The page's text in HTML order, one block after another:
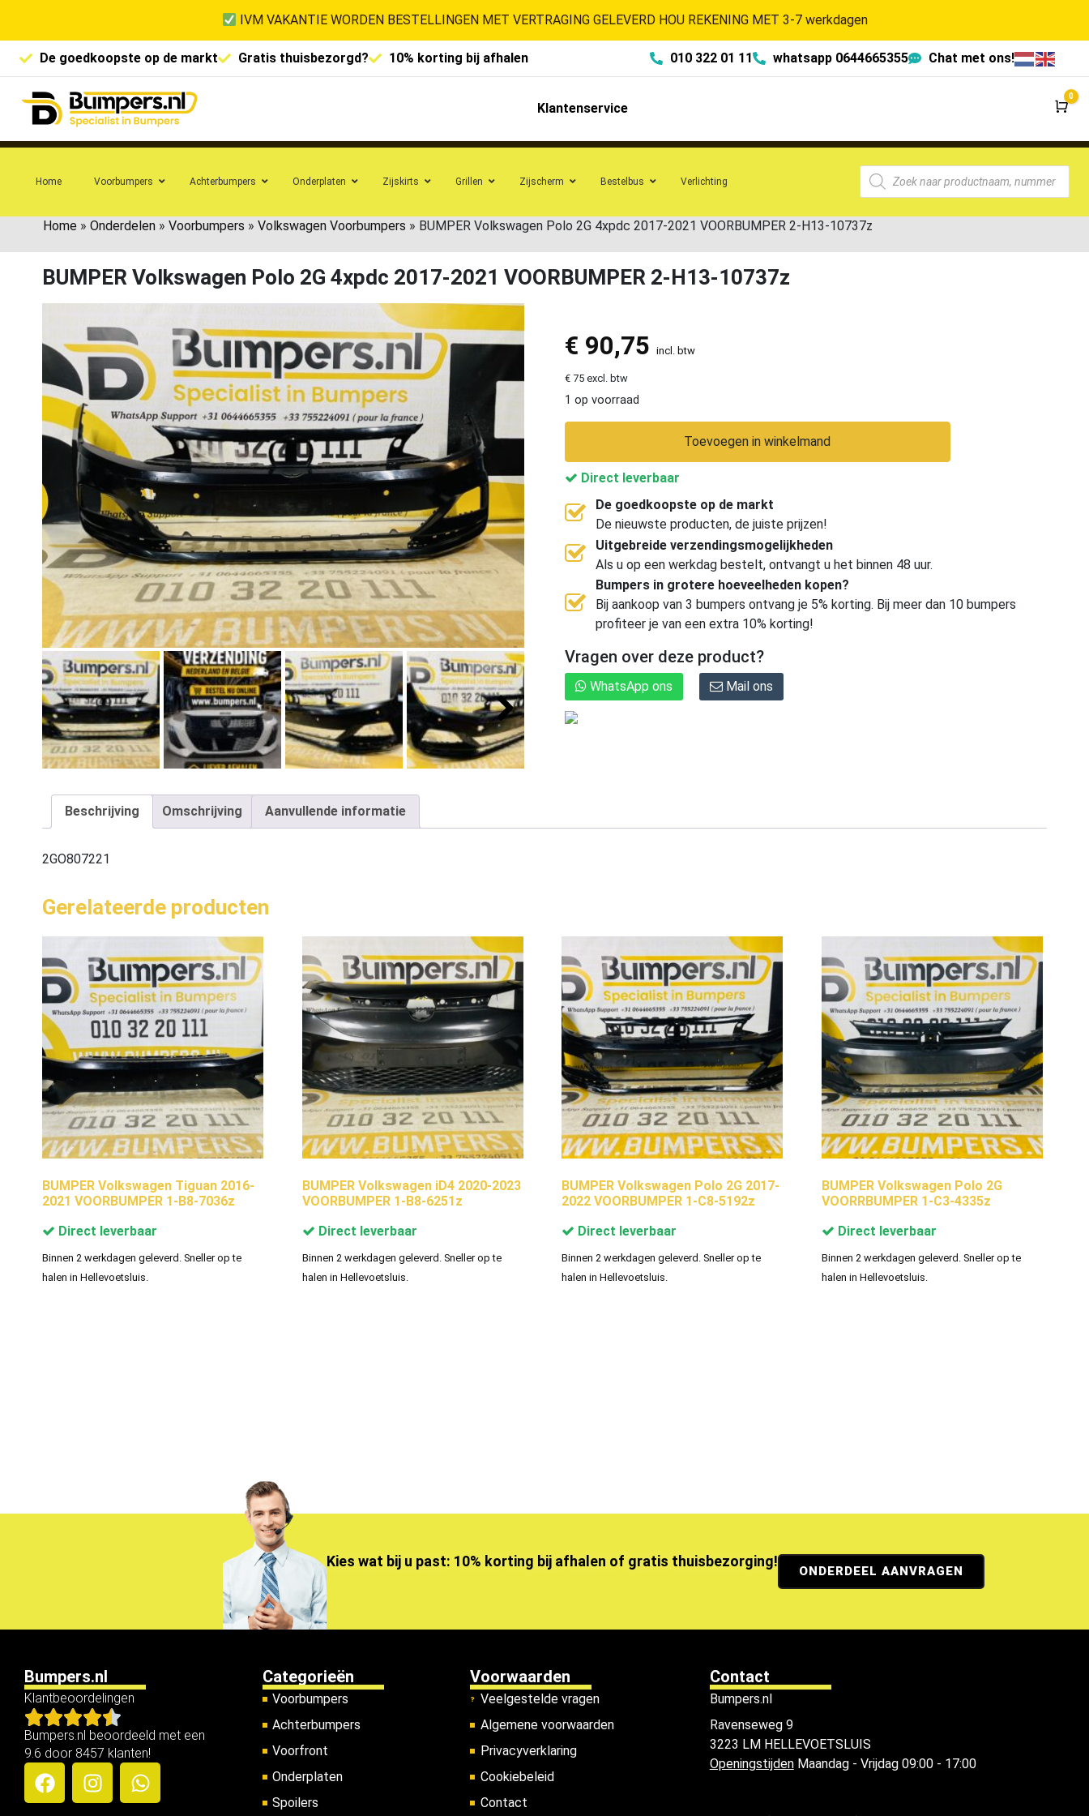
IVM VAKANTIE WORDEN BESTELLINGEN MET VERTRAGING GELEVERD HOU REKENING MET 3-7 werkdagen
De goedkoopste op de markt Gratis thuisbezorgd? 10% korting bij afhalen 010 322 01 11 whatsapp 0644665355 Chat met ons!
Klantenservice
0
Home Voorbumpers Achterbumpers Onderplaten Zijskirts Grillen Zijscherm Bestelbus Verlichting
Home » Onderdelen » Voorbumpers » Volkswagen Voorbumpers » BUMPER Volkswagen Polo 2G 4xpdc 2017-2021 VOORBUMPER 2-H13-10737z
BUMPER Volkswagen Polo 2G 4xpdc 2017-2021 VOORBUMPER 2-H13-10737z
€ 90,75 incl. btw
€ 75 excl. btw
1 op voorraad
Toevoegen in winkelmand
Direct leverbaar
De goedkoopste op de markt
De nieuwste producten, de juiste prijzen!
Uitgebreide verzendingsmogelijkheden
Als u op een werkdag bestelt, ontvangt u het binnen 48 uur.
Bumpers in grotere hoeveelheden kopen?
Bij aankoop van 3 bumpers ontvang je 5% korting. Bij meer dan 10 bumpers
profiteer je van een extra 10% korting!
Vragen over deze product?
WhatsApp ons Mail ons
Beschrijving Omschrijving Aanvullende informatie
2GO807221
Gerelateerde producten
BUMPER Volkswagen Tiguan 2016-
2021 VOORBUMPER 1-B8-7036z
Direct leverbaar
Binnen 2 werkdagen geleverd. Sneller op te
halen in Hellevoetsluis.
BUMPER Volkswagen iD4 2020-2023
VOORBUMPER 1-B8-6251z
Direct leverbaar
Binnen 2 werkdagen geleverd. Sneller op te
halen in Hellevoetsluis.
BUMPER Volkswagen Polo 2G 2017-
2022 VOORBUMPER 1-C8-5192z
Direct leverbaar
Binnen 2 werkdagen geleverd. Sneller op te
halen in Hellevoetsluis.
BUMPER Volkswagen Polo 2G
VOORRBUMPER 1-C3-4335z
Direct leverbaar
Binnen 2 werkdagen geleverd. Sneller op te
halen in Hellevoetsluis.
Kies wat bij u past: 10% korting bij afhalen of gratis thuisbezorging!
ONDERDEEL AANVRAGEN
Bumpers.nl
Klantbeoordelingen
Bumpers.nl beoordeeld met een
9.6 door 8457 klanten!
Categorieën
Voorbumpers
Achterbumpers
Voorfront
Onderplaten
Spoilers
Voorwaarden
Veelgestelde vragen
Algemene voorwaarden
Privacyverklaring
Cookiebeleid
Contact
Contact
Bumpers.nl
Ravenseweg 9
3223 LM HELLEVOETSLUIS
OpeningstijdenMaandag - Vrijdag 09:00 - 17:00